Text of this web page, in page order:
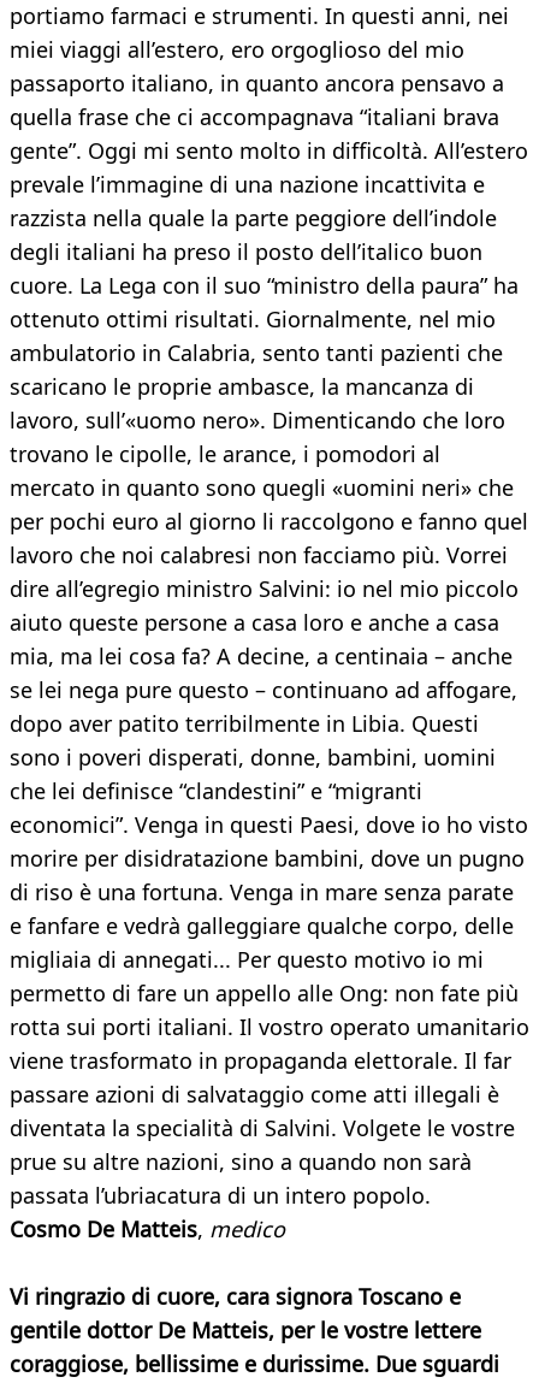
portiamo farmaci e strumenti. In questi anni, nei
miei viaggi all’estero, ero orgoglioso del mio
passaporto italiano, in quanto ancora pensavo a
quella frase che ci accompagnava “italiani brava
gente”. Oggi mi sento molto in difficoltà. All’estero
prevale l’immagine di una nazione incattivita e
razzista nella quale la parte peggiore dell’indole
degli italiani ha preso il posto dell’italico buon
cuore. La Lega con il suo “ministro della paura” ha
ottenuto ottimi risultati. Giornalmente, nel mio
ambulatorio in Calabria, sento tanti pazienti che
scaricano le proprie ambasce, la mancanza di
lavoro, sull’«uomo nero». Dimenticando che loro
trovano le cipolle, le arance, i pomodori al
mercato in quanto sono quegli «uomini neri» che
per pochi euro al giorno li raccolgono e fanno quel
lavoro che noi calabresi non facciamo più. Vorrei
dire all’egregio ministro Salvini: io nel mio piccolo
aiuto queste persone a casa loro e anche a casa
mia, ma lei cosa fa? A decine, a centinaia – anche
se lei nega pure questo – continuano ad affogare,
dopo aver patito terribilmente in Libia. Questi
sono i poveri disperati, donne, bambini, uomini
che lei definisce “clandestini” e “migranti
economici”. Venga in questi Paesi, dove io ho visto
morire per disidratazione bambini, dove un pugno
di riso è una fortuna. Venga in mare senza parate
e fanfare e vedrà galleggiare qualche corpo, delle
migliaia di annegati... Per questo motivo io mi
permetto di fare un appello alle Ong: non fate più
rotta sui porti italiani. Il vostro operato umanitario
viene trasformato in propaganda elettorale. Il far
passare azioni di salvataggio come atti illegali è
diventata la specialità di Salvini. Volgete le vostre
prue su altre nazioni, sino a quando non sarà
passata l’ubriacatura di un intero popolo.
Cosmo De Matteis, medico
Vi ringrazio di cuore, cara signora Toscano e
gentile dottor De Matteis, per le vostre lettere
coraggiose, bellissime e durissime. Due sguardi